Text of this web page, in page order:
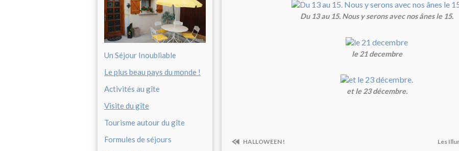
Un Séjour Inoubliable
Le plus beau pays du monde !
Activités au gîte
Visite du gîte
Tourisme autour du gîte
Formules de séjours
Du 13 au 15. Nous y serons avec nos ânes le 15.
le 21 decembre
et le 23 décembre.
HALLOWEEN ! Les